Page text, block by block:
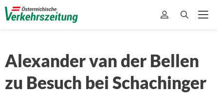
Alexander van der Bellen
zu Besuch bei Schachinger